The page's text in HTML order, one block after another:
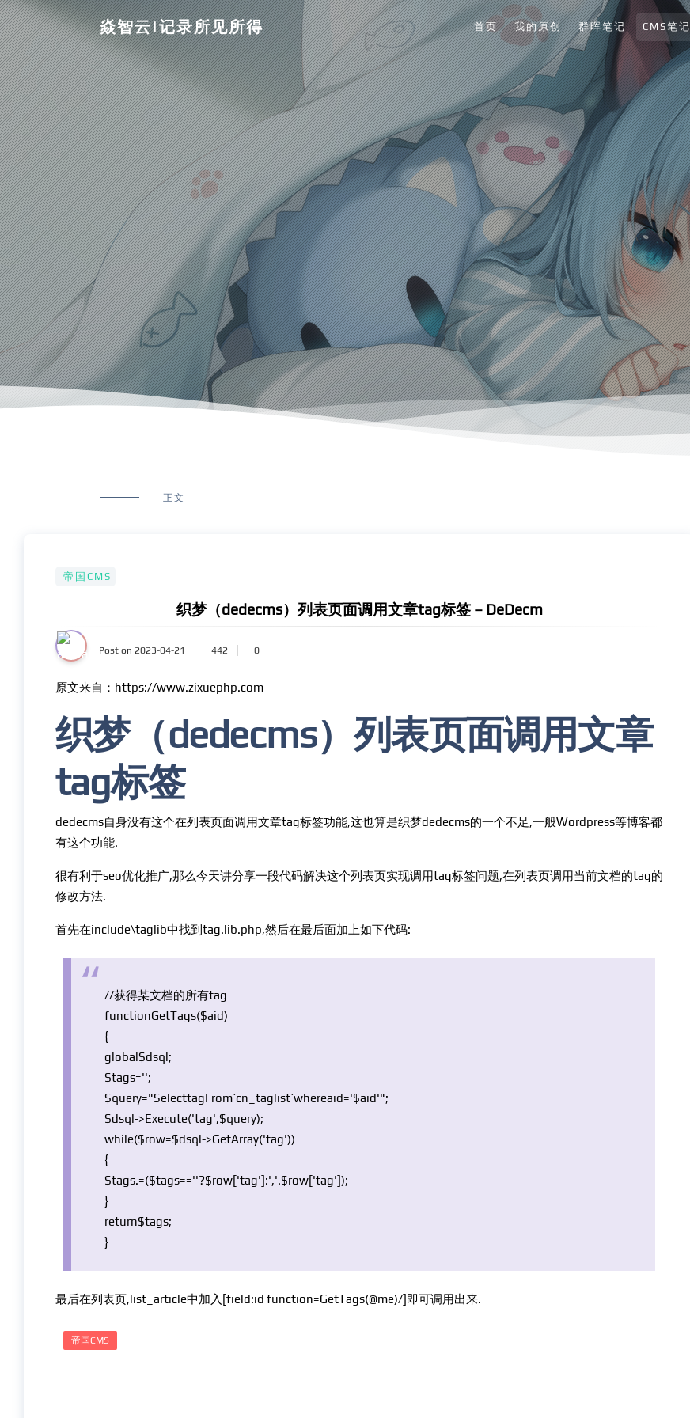
焱智云|记录所见所得 首页 我的原创 群晖笔记 CMS笔记
正文
帝国CMS
织梦（dedecms）列表页面调用文章tag标签 – DeDecm
Post on 2023-04-21 442 0
原文来自：https://www.zixuephp.com
织梦（dedecms）列表页面调用文章
tag标签
dedecms自身没有这个在列表页面调用文章tag标签功能,这也算是织梦dedecms的一个不足,一般Wordpress等博客都
有这个功能.
很有利于seo优化推广,那么今天讲分享一段代码解决这个列表页实现调用tag标签问题,在列表页调用当前文档的tag的
修改方法.
首先在include\taglib中找到tag.lib.php,然后在最后面加上如下代码:
//获得某文档的所有tag
functionGetTags($aid)
{
global$dsql;
$tags='';
$query="SelecttagFrom`cn_taglist`whereaid='$aid'";
$dsql->Execute('tag',$query);
while($row=$dsql->GetArray('tag'))
{
$tags.=($tags==''?$row['tag']:','.$row['tag']);
}
return$tags;
}
最后在列表页,list_article中加入[field:id function=GetTags(@me)/]即可调用出来.
帝国CMS